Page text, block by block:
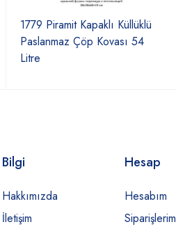
1779 Piramit Kapaklı Küllüklü
Paslanmaz Çöp Kovası 54
Litre
Bilgi
Hakkımızda
İletişim
Hesap
Hesabım
Siparişlerim